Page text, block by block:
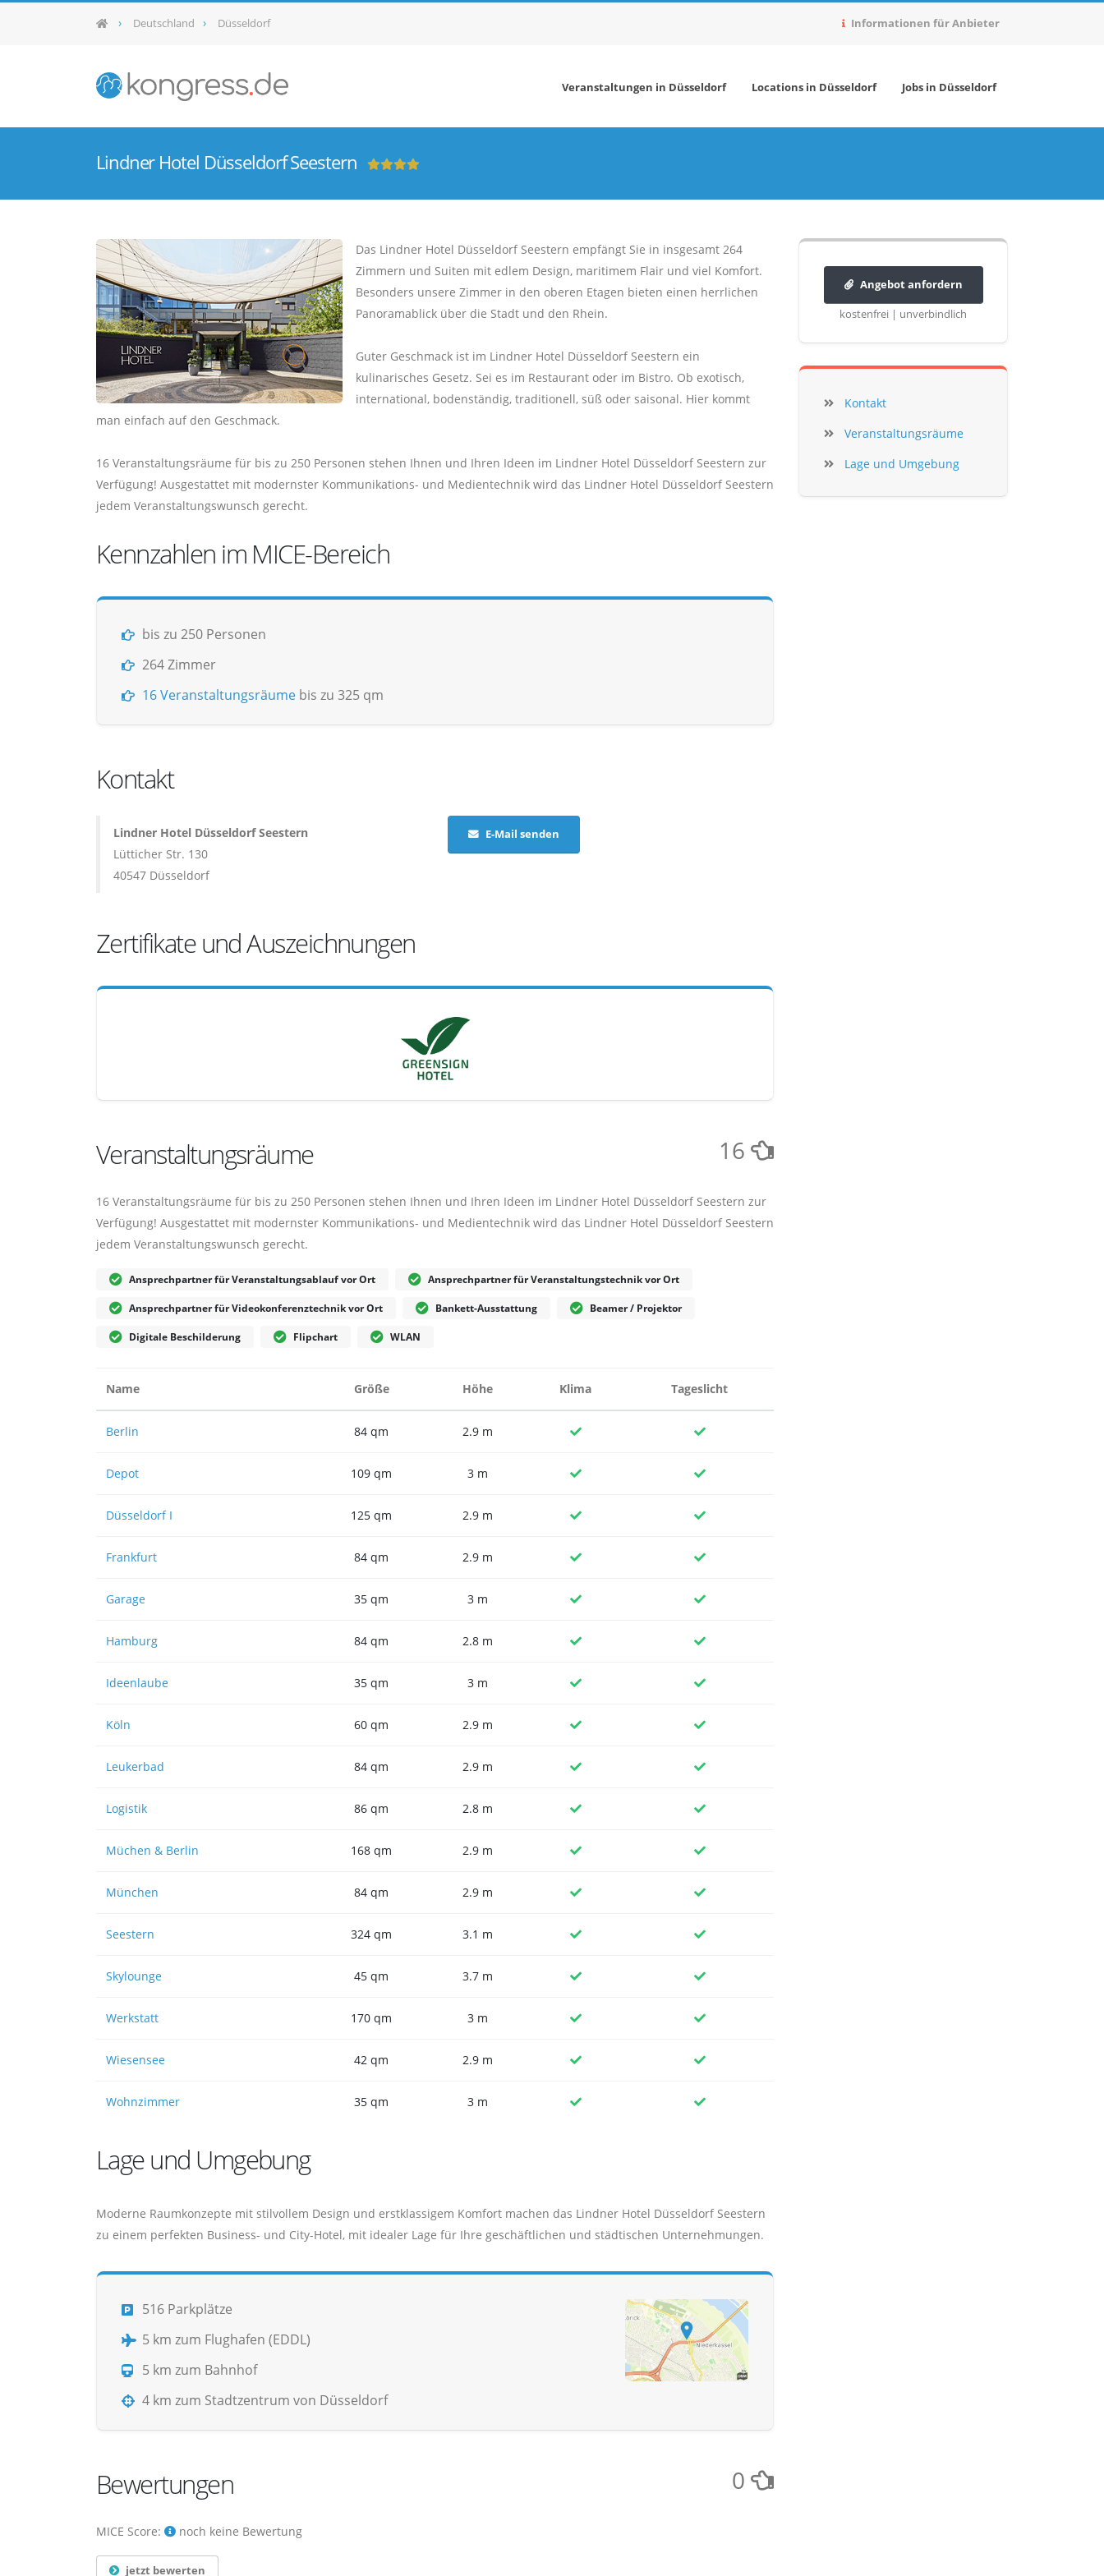
Deutschland Düsseldorf Informationen für Anbieter
Veranstaltungen in Düsseldorf Locations in Düsseldorf Jobs in Düsseldorf
Lindner Hotel Düsseldorf Seestern
Das Lindner Hotel Düsseldorf Seestern empfängt Sie in insgesamt 264
Zimmern und Suiten mit edlem Design, maritimem Flair und viel Komfort.
Besonders unsere Zimmer in den oberen Etagen bieten einen herrlichen
Panoramablick über die Stadt und den Rhein.
Guter Geschmack ist im Lindner Hotel Düsseldorf Seestern ein
kulinarisches Gesetz. Sei es im Restaurant oder im Bistro. Ob exotisch,
international, bodenständig, traditionell, süß oder saisonal. Hier kommt
man einfach auf den Geschmack.
16 Veranstaltungsräume für bis zu 250 Personen stehen Ihnen und Ihren Ideen im Lindner Hotel Düsseldorf Seestern zur
Verfügung! Ausgestattet mit modernster Kommunikations- und Medientechnik wird das Lindner Hotel Düsseldorf Seestern
jedem Veranstaltungswunsch gerecht.
Kennzahlen im MICE-Bereich
bis zu 250 Personen
264 Zimmer
16 Veranstaltungsräume bis zu 325 qm
Kontakt
Lindner Hotel Düsseldorf Seestern
Lütticher Str. 130
40547 Düsseldorf
E-Mail senden
Zertifikate und Auszeichnungen
Veranstaltungsräume 16
16 Veranstaltungsräume für bis zu 250 Personen stehen Ihnen und Ihren Ideen im Lindner Hotel Düsseldorf Seestern zur
Verfügung! Ausgestattet mit modernster Kommunikations- und Medientechnik wird das Lindner Hotel Düsseldorf Seestern
jedem Veranstaltungswunsch gerecht.
Ansprechpartner für Veranstaltungsablauf vor Ort Ansprechpartner für Veranstaltungstechnik vor Ort
Ansprechpartner für Videokonferenztechnik vor Ort Bankett-Ausstattung Beamer / Projektor
Digitale Beschilderung Flipchart WLAN
Name Größe Höhe Klima Tageslicht
Berlin 84 qm 2.9 m
Depot 109 qm 3 m
Düsseldorf I 125 qm 2.9 m
Frankfurt 84 qm 2.9 m
Garage 35 qm 3 m
Hamburg 84 qm 2.8 m
Ideenlaube 35 qm 3 m
Köln 60 qm 2.9 m
Leukerbad 84 qm 2.9 m
Logistik 86 qm 2.8 m
Müchen & Berlin 168 qm 2.9 m
München 84 qm 2.9 m
Seestern 324 qm 3.1 m
Skylounge 45 qm 3.7 m
Werkstatt 170 qm 3 m
Wiesensee 42 qm 2.9 m
Wohnzimmer 35 qm 3 m
Lage und Umgebung
Moderne Raumkonzepte mit stilvollem Design und erstklassigem Komfort machen das Lindner Hotel Düsseldorf Seestern
zu einem perfekten Business- und City-Hotel, mit idealer Lage für Ihre geschäftlichen und städtischen Unternehmungen.
516 Parkplätze
5 km zum Flughafen (EDDL)
5 km zum Bahnhof
4 km zum Stadtzentrum von Düsseldorf
Bewertungen 0
MICE Score: noch keine Bewertung
jetzt bewerten
Angebot anfordern
kostenfrei | unverbindlich
Kontakt
Veranstaltungsräume
Lage und Umgebung